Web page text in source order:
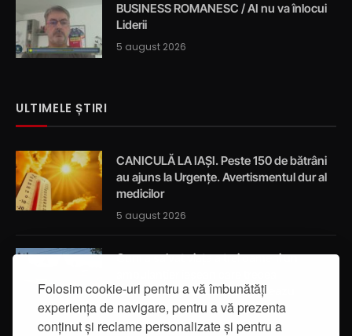
Folosim cookie-uri pentru a vă îmbunătăți
experiența de navigare, pentru a vă prezenta
conținut și reclame personalizate și pentru a
BUSINESS ROMANESC / AI nu va înlocui
Liderii
5 august 2026
ULTIMELE ȘTIRI
CANICULĂ LA IAȘI. Peste 150 de bătrâni
au ajuns la Urgențe. Avertismentul dur al
medicilor
5 august 2026
Cum a salvat viața a trei oameni un
întâmplător prin localitatea Breazu
5 august 2026